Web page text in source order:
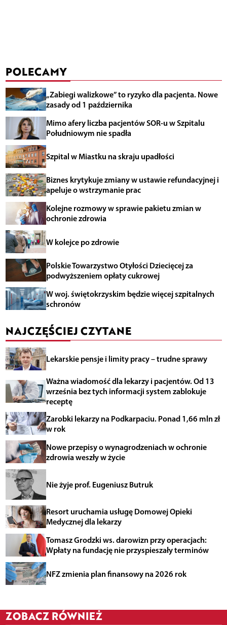
POLECAMY
„Zabiegi walizkowe” to ryzyko dla pacjenta. Nowe
zasady od 1 października
Mimo afery liczba pacjentów SOR-u w Szpitalu
Południowym nie spadła
Szpital w Miastku na skraju upadłości
Biznes krytykuje zmiany w ustawie refundacyjnej i
apeluje o wstrzymanie prac
Kolejne rozmowy w sprawie pakietu zmian w
ochronie zdrowia
W kolejce po zdrowie
Polskie Towarzystwo Otyłości Dziecięcej za
podwyższeniem opłaty cukrowej
W woj. świętokrzyskim będzie więcej szpitalnych
schronów
NAJCZĘŚCIEJ CZYTANE
Lekarskie pensje i limity pracy – trudne sprawy
Ważna wiadomość dla lekarzy i pacjentów. Od 13
września bez tych informacji system zablokuje
receptę
Zarobki lekarzy na Podkarpaciu. Ponad 1,66 mln zł
w rok
Nowe przepisy o wynagrodzeniach w ochronie
zdrowia weszły w życie
Nie żyje prof. Eugeniusz Butruk
Resort uruchamia usługę Domowej Opieki
Medycznej dla lekarzy
Tomasz Grodzki ws. darowizn przy operacjach:
Wpłaty na fundację nie przyspieszały terminów
NFZ zmienia plan finansowy na 2026 rok
ZOBACZ RÓWNIEŻ